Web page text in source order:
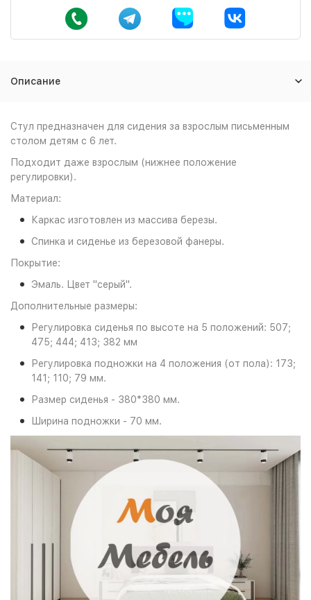
Описание
Стул предназначен для сидения за взрослым письменным
столом детям с 6 лет.
Подходит даже взрослым (нижнее положение
регулировки).
Материал:
Каркас изготовлен из массива березы.
Спинка и сиденье из березовой фанеры.
Покрытие:
Эмаль. Цвет "серый".
Дополнительные размеры:
Регулировка сиденья по высоте на 5 положений: 507;
475; 444; 413; 382 мм
Регулировка подножки на 4 положения (от пола): 173;
141; 110; 79 мм.
Размер сиденья - 380*380 мм.
Ширина подножки - 70 мм.